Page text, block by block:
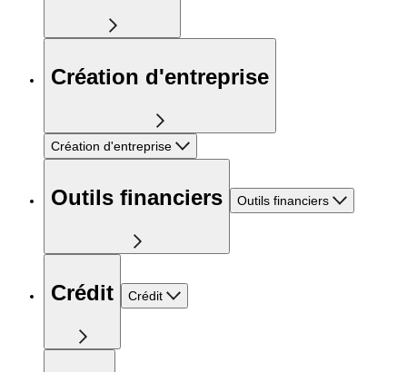
Création d'entreprise
Création d'entreprise
Outils financiers Outils financiers
Crédit Crédit